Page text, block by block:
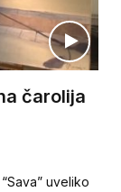
čarolija
uveliko